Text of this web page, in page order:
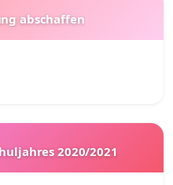
abschaffen
2020/2021